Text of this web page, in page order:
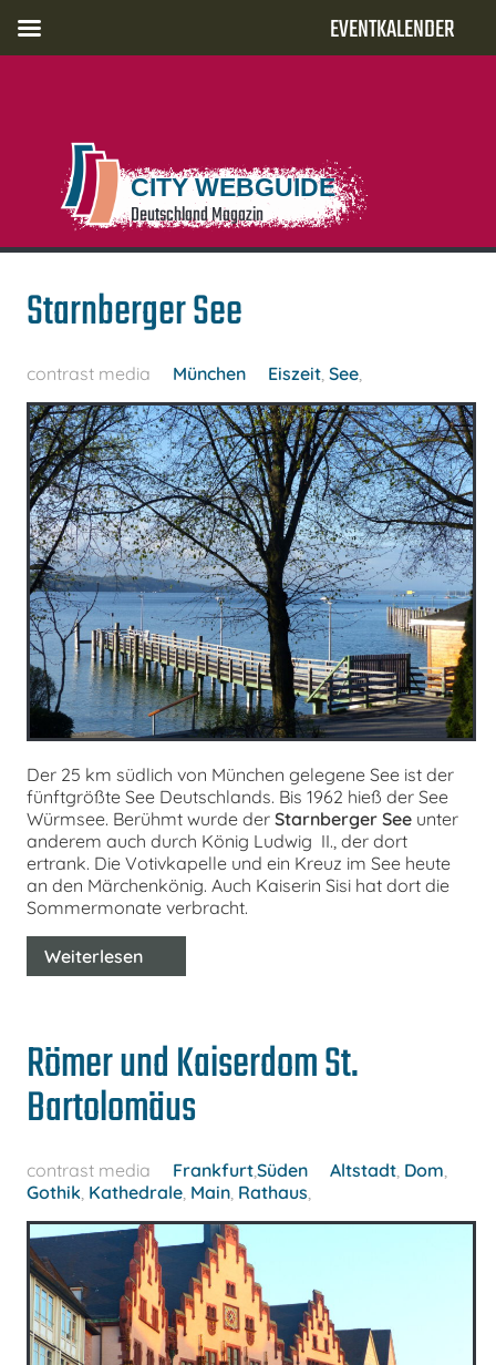
CITY WEBGUIDE
Deutschland Magazin
Starnberger See
contrast media München Eiszeit, See,
Der 25 km südlich von München gelegene See ist der
fünftgrößte See Deutschlands. Bis 1962 hieß der See
Würmsee. Berühmt wurde der Starnberger See unter
anderem auch durch König Ludwig II., der dort
ertrank. Die Votivkapelle und ein Kreuz im See heute
an den Märchenkönig. Auch Kaiserin Sisi hat dort die
Sommermonate verbracht.
Weiterlesen
Römer und Kaiserdom St.
Bartolomäus
contrast media Frankfurt,Süden Altstadt, Dom,
Gothik, Kathedrale, Main, Rathaus,
EVENTKALENDER